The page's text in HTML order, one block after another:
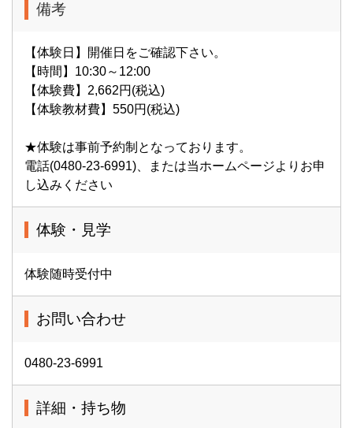
備考
【体験日】開催日をご確認下さい。
【時間】10:30～12:00
【体験費】2,662円(税込)
【体験教材費】550円(税込)
★体験は事前予約制となっております。
電話(0480-23-6991)、または当ホームページよりお申
し込みください
体験・見学
体験随時受付中
お問い合わせ
0480-23-6991
詳細・持ち物